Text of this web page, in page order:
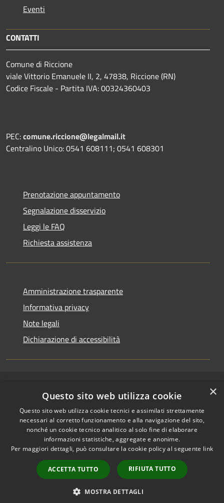
Eventi
CONTATTI
Comune di Riccione
viale Vittorio Emanuele II, 2, 47838, Riccione (RN)
Codice Fiscale - Partita IVA: 00324360403
PEC:comune.riccione@legalmail.it
Centralino Unico: 0541 608111; 0541 608301
Prenotazione appuntamento
Segnalazione disservizio
Leggi le FAQ
Richiesta assistenza
Amministrazione trasparente
Informativa privacy
Note legali
Dichiarazione di accessibilità
Accessibilità
Privacy
Cookie
Mappa del sito
Area riservata
amministratori comunali
Portale Dipendente
Comunicazioni Dirigenti
Copyright © 2026 • Comune di
Riccione • Powered by
Municipium•Accesso
redazione
×
Questo sito web utilizza cookie
Questo sito web utilizza cookie tecnici e assimilati strettamente
necessari al corretto funzionamento e alla navigazione del sito,
nonché un cookie tecnico analitico al solo fine di elaborare
informazioni statistiche, aggregate e anonime.
Per maggiori dettagli, può consultare la cookie policy al seguente link
ACCETTA TUTTO RIFIUTA TUTTO
MOSTRA DETTAGLI